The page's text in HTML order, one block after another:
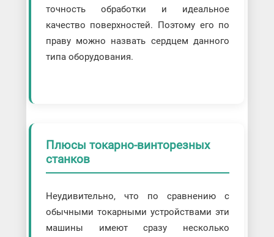
точность обработки и идеальное
качество поверхностей. Поэтому его по
праву можно назвать сердцем данного
типа оборудования.
Плюсы токарно-винторезных
станков
Неудивительно, что по сравнению с
обычными токарными устройствами эти
машины имеют сразу несколько